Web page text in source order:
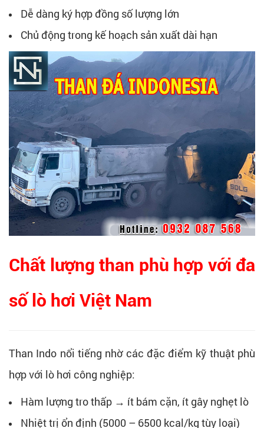
Dễ dàng ký hợp đồng số lượng lớn
Chủ động trong kế hoạch sản xuất dài hạn
Chất lượng than phù hợp với đa
số lò hơi Việt Nam
Than Indo nổi tiếng nhờ các đặc điểm kỹ thuật phù
hợp với lò hơi công nghiệp:
Hàm lượng tro thấp → ít bám cặn, ít gây nghẹt lò
Nhiệt trị ổn định (5000 – 6500 kcal/kg tùy loại)